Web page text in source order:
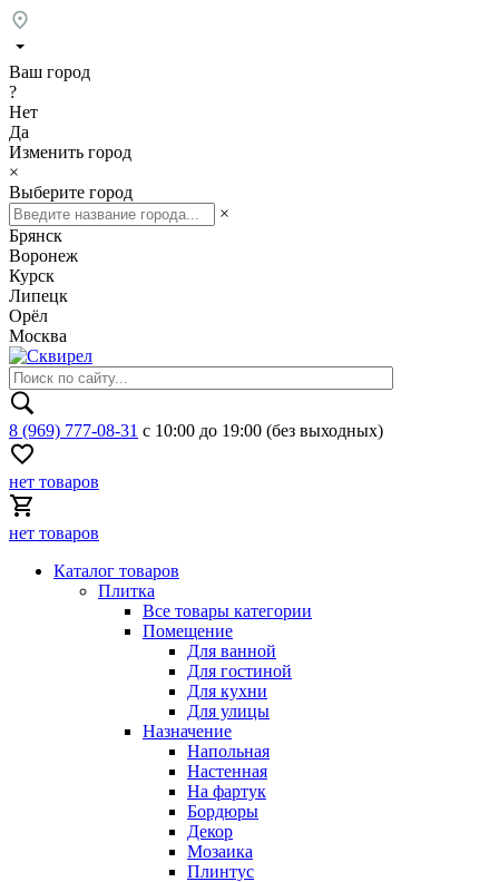
Ваш город
?
Нет
Да
Изменить город
×
Выберите город
×
Брянск
Воронеж
Курск
Липецк
Орёл
Москва
8 (969) 777-08-31 с 10:00 до 19:00 (без выходных)
нет товаров
нет товаров
Каталог товаров
Плитка
Все товары категории
Помещение
Для ванной
Для гостиной
Для кухни
Для улицы
Назначение
Напольная
Настенная
На фартук
Бордюры
Декор
Мозаика
Плинтус